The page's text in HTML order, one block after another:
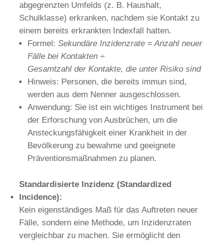
abgegrenzten Umfelds (z. B. Haushalt,
Schulklasse) erkranken, nachdem sie Kontakt zu
einem bereits erkrankten Indexfall hatten.
Formel:Sekundäre Inzidenzrate =Anzahl neuer
Fälle bei Kontakten÷
Gesamtzahl der Kontakte, die unter Risiko sind
Hinweis: Personen, die bereits immun sind,
werden aus dem Nenner ausgeschlossen.
Anwendung: Sie ist ein wichtiges Instrument bei
der Erforschung von Ausbrüchen, um die
Ansteckungsfähigkeit einer Krankheit in der
Bevölkerung zu bewahme und geeignete
Präventionsmaßnahmen zu planen.
Standardisierte Inzidenz (Standardized
Incidence):
Kein eigenständiges Maß für das Auftreten neuer
Fälle, sondern eine Methode, um Inzidenzraten
vergleichbar zu machen. Sie ermöglicht den